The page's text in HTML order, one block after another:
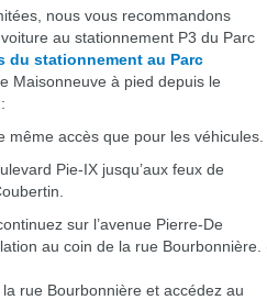
nous vous recommandons
au stationnement P3 du Parc
du stationnement au Parc
Maisonneuve à pied depuis le
accès que pour les véhicules.
Pie-IX jusqu’aux feux de
sur l’avenue Pierre-De
au coin de la rue Bourbonnière.
rue Bourbonnière et accédez au